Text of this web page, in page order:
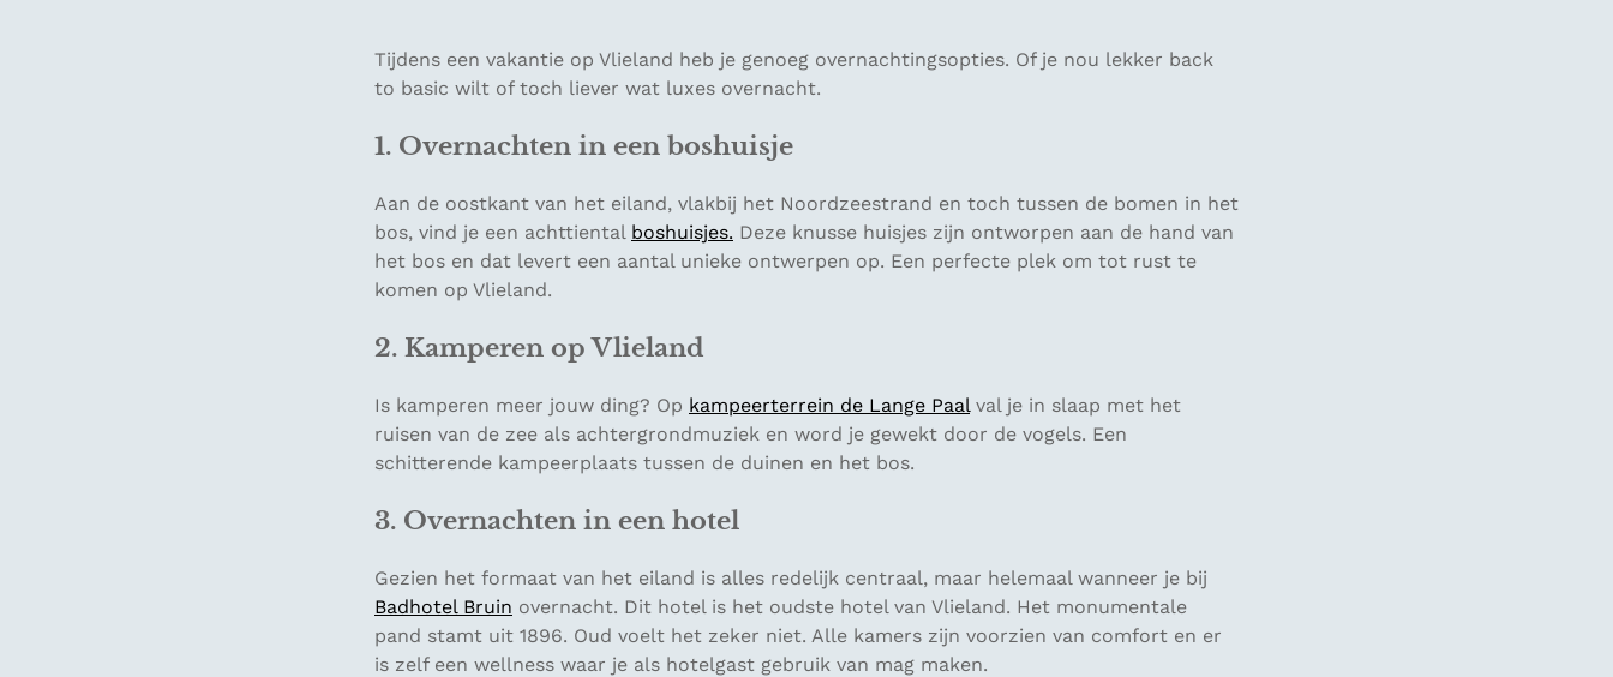
Tijdens een vakantie op Vlieland heb je genoeg overnachtingsopties. Of je nou lekker back
to basic wilt of toch liever wat luxes overnacht.
1. Overnachten in een boshuisje
Aan de oostkant van het eiland, vlakbij het Noordzeestrand en toch tussen de bomen in het
bos, vind je een achttiental boshuisjes. Deze knusse huisjes zijn ontworpen aan de hand van
het bos en dat levert een aantal unieke ontwerpen op. Een perfecte plek om tot rust te
komen op Vlieland.
2. Kamperen op Vlieland
Is kamperen meer jouw ding? Op kampeerterrein de Lange Paalval je in slaap met het
ruisen van de zee als achtergrondmuziek en word je gewekt door de vogels. Een
schitterende kampeerplaats tussen de duinen en het bos.
3. Overnachten in een hotel
Gezien het formaat van het eiland is alles redelijk centraal, maar helemaal wanneer je bij
Badhotel Bruin overnacht. Dit hotel is het oudste hotel van Vlieland. Het monumentale
pand stamt uit 1896. Oud voelt het zeker niet. Alle kamers zijn voorzien van comfort en er
is zelf een wellness waar je als hotelgast gebruik van mag maken.